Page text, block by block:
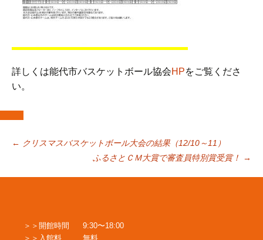
詳しくは能代市バスケットボール協会HPをご覧くださ
い。
投
稿
ナ
← クリスマスバスケットボール大会の結果（12/10～11）
ふるさとＣＭ大賞で審査員特別賞受賞！
→
開館時間
9:30〜18:00
入館料
無料